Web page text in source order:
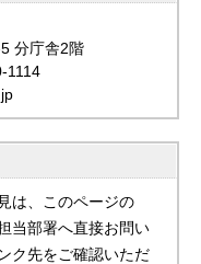
分庁舎2階
1114
は、このページの
当部署へ直接お問い
ク先をご確認いただ